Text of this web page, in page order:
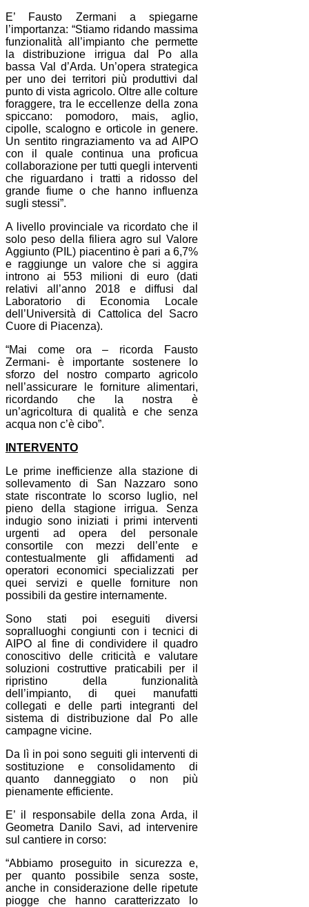
E’ Fausto Zermani a spiegarne
l’importanza: “Stiamo ridando massima
funzionalità all’impianto che permette
la distribuzione irrigua dal Po alla
bassa Val d’Arda. Un’opera strategica
per uno dei territori più produttivi dal
punto di vista agricolo. Oltre alle colture
foraggere, tra le eccellenze della zona
spiccano: pomodoro, mais, aglio,
cipolle, scalogno e orticole in genere.
Un sentito ringraziamento va ad AIPO
con il quale continua una proficua
collaborazione per tutti quegli interventi
che riguardano i tratti a ridosso del
grande fiume o che hanno influenza
sugli stessi”.
A livello provinciale va ricordato che il
solo peso della filiera agro sul Valore
Aggiunto (PIL) piacentino è pari a 6,7%
e raggiunge un valore che si aggira
introno ai 553 milioni di euro (dati
relativi all’anno 2018 e diffusi dal
Laboratorio di Economia Locale
dell’Università di Cattolica del Sacro
Cuore di Piacenza).
“Mai come ora – ricorda Fausto
Zermani- è importante sostenere lo
sforzo del nostro comparto agricolo
nell’assicurare le forniture alimentari,
ricordando che la nostra è
un’agricoltura di qualità e che senza
acqua non c’è cibo”.
INTERVENTO
Le prime inefficienze alla stazione di
sollevamento di San Nazzaro sono
state riscontrate lo scorso luglio, nel
pieno della stagione irrigua. Senza
indugio sono iniziati i primi interventi
urgenti ad opera del personale
consortile con mezzi dell’ente e
contestualmente gli affidamenti ad
operatori economici specializzati per
quei servizi e quelle forniture non
possibili da gestire internamente.
Sono stati poi eseguiti diversi
sopralluoghi congiunti con i tecnici di
AIPO al fine di condividere il quadro
conoscitivo delle criticità e valutare
soluzioni costruttive praticabili per il
ripristino della funzionalità
dell’impianto, di quei manufatti
collegati e delle parti integranti del
sistema di distribuzione dal Po alle
campagne vicine.
Da lì in poi sono seguiti gli interventi di
sostituzione e consolidamento di
quanto danneggiato o non più
pienamente efficiente.
E’ il responsabile della zona Arda, il
Geometra Danilo Savi, ad intervenire
sul cantiere in corso:
“Abbiamo proseguito in sicurezza e,
per quanto possibile senza soste,
anche in considerazione delle ripetute
piogge che hanno caratterizzato lo